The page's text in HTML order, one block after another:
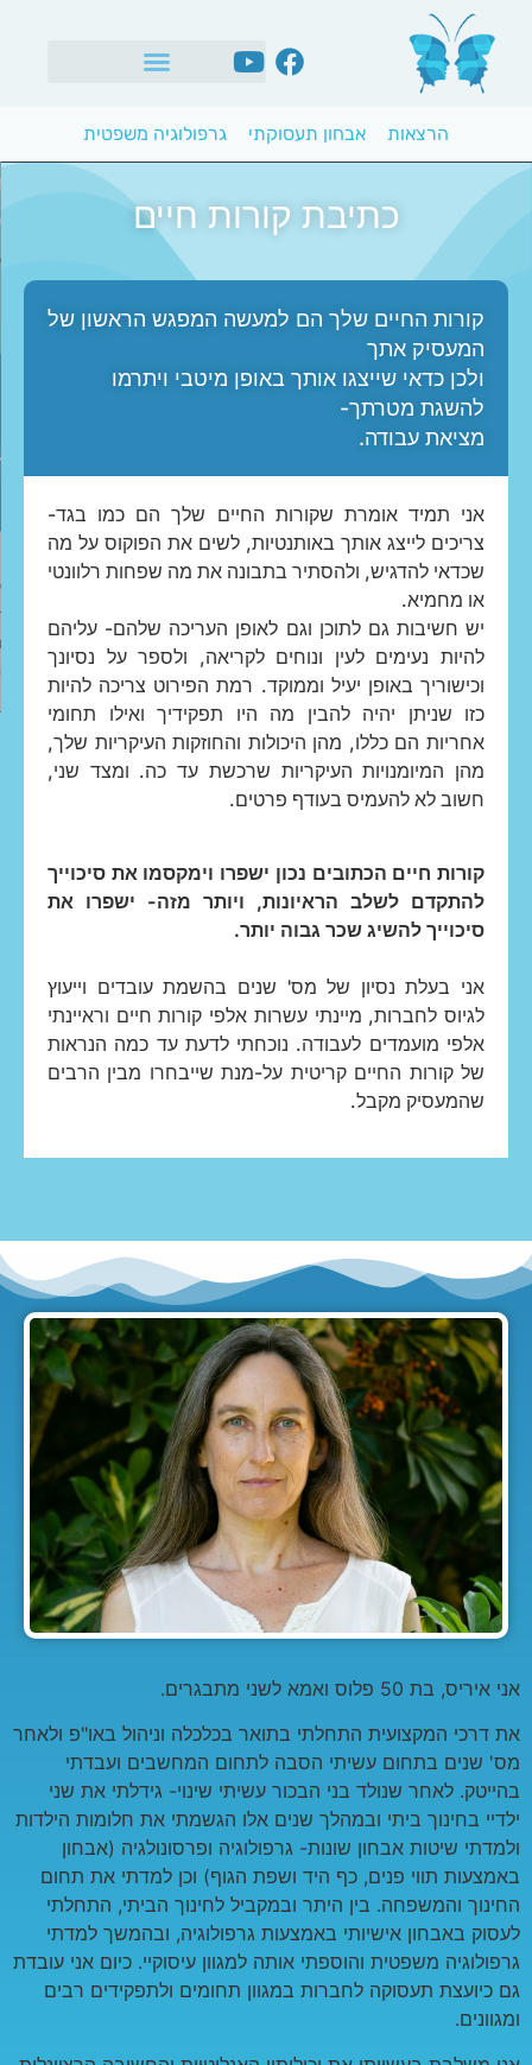
הרצאות אבחון תעסוקתי גרפולוגיה משפטית
כתיבת קורות חיים
קורות החיים שלך הם למעשה המפגש הראשון של
המעסיק אתך
ולכן כדאי שייצגו אותך באופן מיטבי ויתרמו
להשגת מטרתך-
מציאת עבודה.
אני תמיד אומרת שקורות החיים שלך הם כמו בגד-
צריכים לייצג אותך באותנטיות, לשים את הפוקוס על מה
שכדאי להדגיש, ולהסתיר בתבונה את מה שפחות רלוונטי
או מחמיא.
יש חשיבות גם לתוכן וגם לאופן העריכה שלהם- עליהם
להיות נעימים לעין ונוחים לקריאה, ולספר על נסיונך
וכישוריך באופן יעיל וממוקד. רמת הפירוט צריכה להיות
כזו שניתן יהיה להבין מה היו תפקידיך ואילו תחומי
אחריות הם כללו, מהן היכולות והחוזקות העיקריות שלך,
מהן המיומנויות העיקריות שרכשת עד כה. ומצד שני,
חשוב לא להעמיס בעודף פרטים.
קורות חיים הכתובים נכון ישפרו וימקסמו את סיכוייך
להתקדם לשלב הראיונות, ויותר מזה- ישפרו את
סיכוייך להשיג שכר גבוה יותר.
אני בעלת נסיון של מס' שנים בהשמת עובדים וייעוץ
לגיוס לחברות, מיינתי עשרות אלפי קורות חיים וראיינתי
אלפי מועמדים לעבודה. נוכחתי לדעת עד כמה הנראות
של קורות החיים קריטית על-מנת שייבחרו מבין הרבים
שהמעסיק מקבל.
אני איריס, בת 50 פלוס ואמא לשני מתבגרים.
את דרכי המקצועית התחלתי בתואר בכלכלה וניהול באו"פ ולאחר
מס' שנים בתחום עשיתי הסבה לתחום המחשבים ועבדתי
בהייטק. לאחר שנולד בני הבכור עשיתי שינוי- גידלתי את שני
ילדיי בחינוך ביתי ובמהלך שנים אלו הגשמתי את חלומות הילדות
ולמדתי שיטות אבחון שונות- גרפולוגיה ופרסונולגיה (אבחון
באמצעות תווי פנים, כף היד ושפת הגוף) וכן למדתי את תחום
החינוך והמשפחה. בין היתר ובמקביל לחינוך הביתי, התחלתי
לעסוק באבחון אישיותי באמצעות גרפולוגיה, ובהמשך למדתי
גרפולוגיה משפטית והוספתי אותה למגוון עיסוקיי. כיום אני עובדת
גם כיועצת תעסוקה לחברות במגוון תחומים ולתפקידים רבים
ומגוונים.